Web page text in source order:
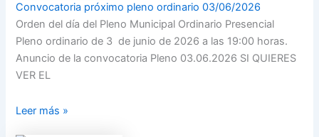
Convocatoria próximo pleno ordinario 03/06/2026
Orden del día del Pleno Municipal Ordinario Presencial
Pleno ordinario de 3 de junio de 2026 a las 19:00 horas.
Anuncio de la convocatoria Pleno 03.06.2026 SI QUIERES
VER EL
Leer más »